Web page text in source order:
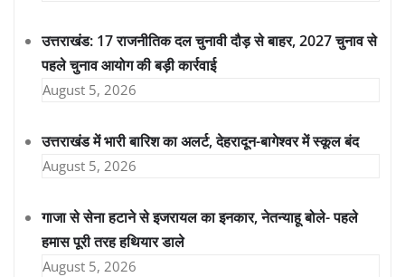
उत्तराखंड: 17 राजनीतिक दल चुनावी दौड़ से बाहर, 2027 चुनाव से
पहले चुनाव आयोग की बड़ी कार्रवाई
August 5, 2026
उत्तराखंड में भारी बारिश का अलर्ट, देहरादून-बागेश्वर में स्कूल बंद
August 5, 2026
गाजा से सेना हटाने से इजरायल का इनकार, नेतन्याहू बोले- पहले
हमास पूरी तरह हथियार डाले
August 5, 2026